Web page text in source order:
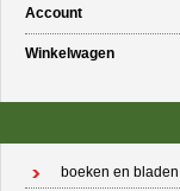
Account
Winkelwagen
boeken en bladen